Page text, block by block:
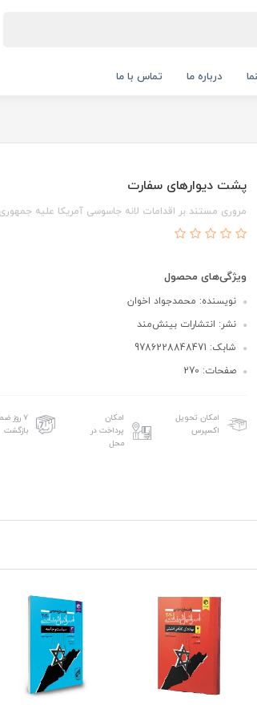
درباره ما تماس با ما
پشت دیوارهای سفارت
مروری مستند بر اقدامات لانه جاسوسی آمریکا علیه جمهوری
ویژگی‌های محصول
نویسنده: محمدجواد اخوان
نشر: انتشارات بینش‌مند
شابک: 9786228848471
صفحات: 270
امکان تحویل
اکسپرس
امکان
پرداخت در
محل
۷ روز
بازگشت